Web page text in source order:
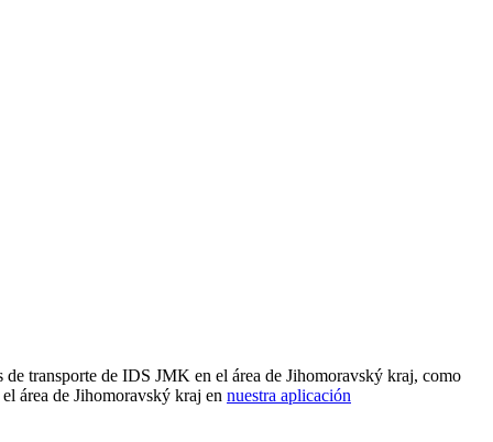
transporte de IDS JMK en el área de Jihomoravský kraj, como
área de Jihomoravský kraj en nuestra aplicación